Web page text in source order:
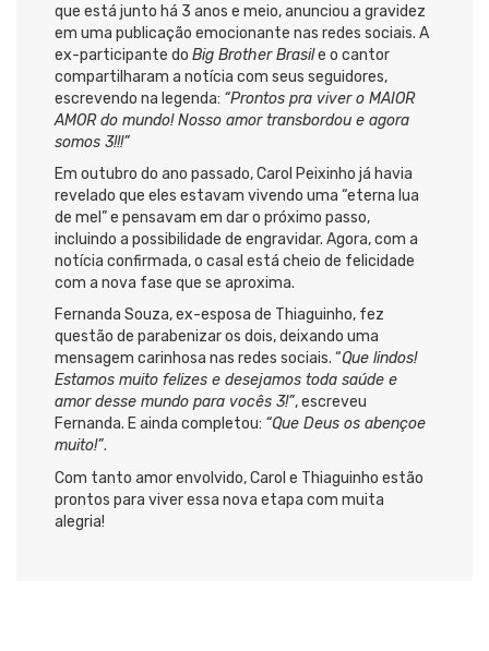
que está junto há 3 anos e meio, anunciou a gravidez
em uma publicação emocionante nas redes sociais. A
ex-participante do Big Brother Brasile o cantor
compartilharam a notícia com seus seguidores,
escrevendo na legenda: “Prontos pra viver o MAIOR
AMOR do mundo! Nosso amor transbordou e agora
somos 3!!!”
Em outubro do ano passado, Carol Peixinho já havia
revelado que eles estavam vivendo uma “eterna lua
de mel” e pensavam em dar o próximo passo,
incluindo a possibilidade de engravidar. Agora, com a
notícia confirmada, o casal está cheio de felicidade
com a nova fase que se aproxima.
Fernanda Souza, ex-esposa de Thiaguinho, fez
questão de parabenizar os dois, deixando uma
mensagem carinhosa nas redes sociais. “Que lindos!
Estamos muito felizes e desejamos toda saúde e
amor desse mundo para vocês 3!”, escreveu
Fernanda. E ainda completou: “Que Deus os abençoe
muito!”.
Com tanto amor envolvido, Carol e Thiaguinho estão
prontos para viver essa nova etapa com muita
alegria!